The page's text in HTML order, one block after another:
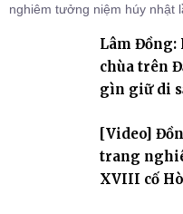
nghiêm tưởng niệm húy nhật
Chư Tôn đức Tăng Ni, môn
Phật tử đã đồng vân tập về
Lâm Đồng:
chùa trên
gìn giữ di
[Video]
trang
XVIII cố